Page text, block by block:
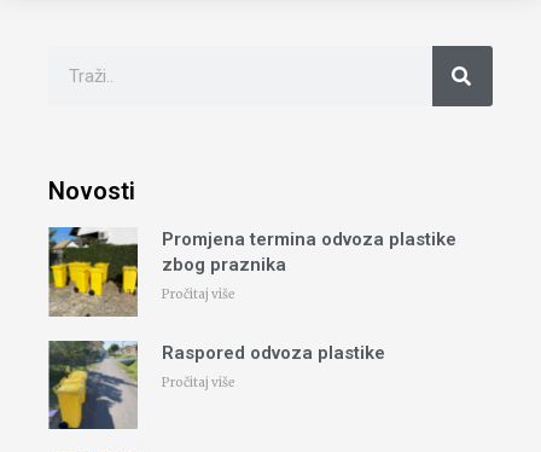
Novosti
Promjena termina odvoza plastike
zbog praznika
Pročitaj više
Raspored odvoza plastike
Pročitaj više